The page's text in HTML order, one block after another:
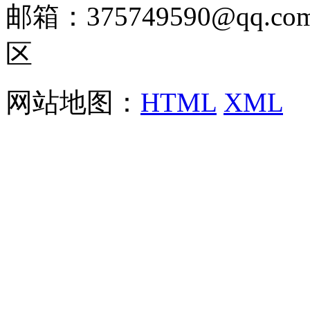
邮箱：
区
网站地图： HTML XML